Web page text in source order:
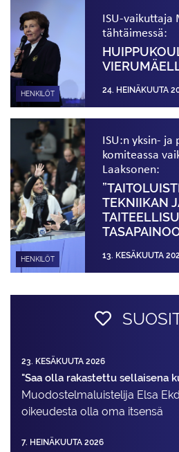
HENKILÖT
ISU-vaikuttaja
tähtäimessä:
24. HEINÄKUUTA
HENKILÖT
ISU:n yksin- ja
komiteassa
Laaksonen:
TEKNIIKAN
13. KESÄKUUTA
23. KESÄKUUTA 2026
"Saa olla rakastettu sellaisena
Muodostelma­luistelija Elsa
oikeudesta olla oma itsensä
7. HEINÄKUUTA 2026